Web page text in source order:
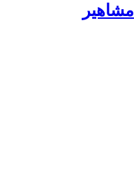
مشاهير